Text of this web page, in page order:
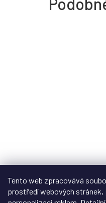
Tento web zpracovává
prostředí webových stránek,
Sonitus Acoustics